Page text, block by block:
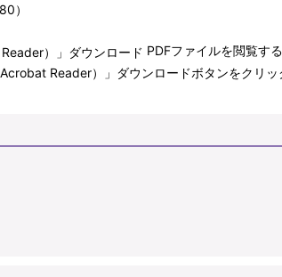
）
PDFファイルを閲覧す
Reader）」ダウンロードボタンをクリ